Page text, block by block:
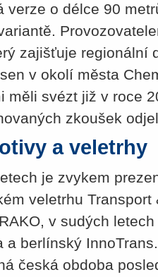
verze o délce 90
zajišťuje regionální
v okolí města
měli svézt již v roce
zkoušek
a veletrhy
je zvykem
veletrhu
v sudých
a berlínský
česká obdoba